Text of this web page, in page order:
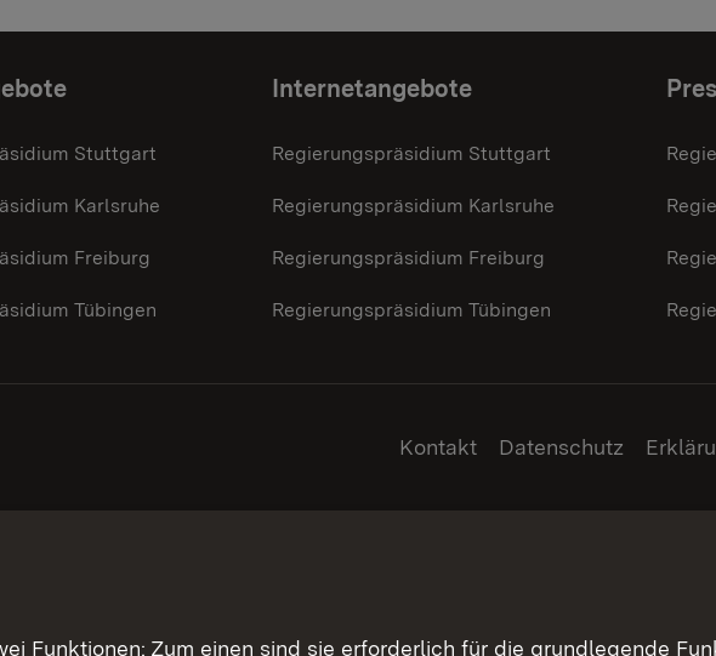
Stuttgart
Karlsruhe
Freiburg
Tübingen
Internetangebote
Regierungspräsidium Stuttgart
Regierungspräsidium Karlsruhe
Regierungspräsidium Freiburg
Regierungspräsidium Tübingen
Kontakt Datenschutz
Funktionen: Zum einen sind sie erforderlich für die grundlegende